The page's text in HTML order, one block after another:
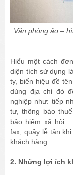
Văn phòng ảo –
Hiểu một cách
diện tích sử dụng
ty, biển hiệu đề
dùng địa chỉ đó
nghiệp như: tiếp
tư, thông báo
bảo hiểm xã
fax, quầy lễ tân
khách hàng.
2. Những lợi ích